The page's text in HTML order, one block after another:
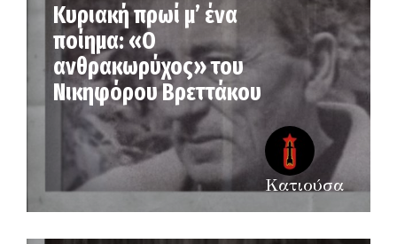
Κυριακή πρωί μ’ ένα
ποίημα: «Ο
ανθρακωρύχος» του
Νικηφόρου Βρεττάκου
Κατιούσα